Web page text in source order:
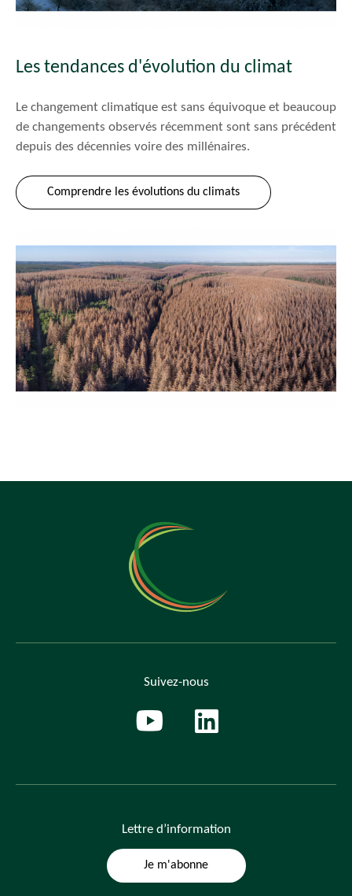
Les tendances d'évolution du climat
Le changement climatique est sans équivoque et beaucoup
de changements observés récemment sont sans précédent
depuis des décennies voire des millénaires.
Comprendre les évolutions du climats
Suivez-nous
Lettre d’information
Je m'abonne